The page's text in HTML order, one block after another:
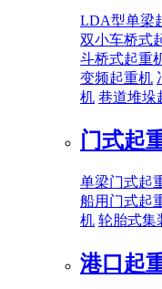
LDA型单梁
双小车桥式
斗桥式起重
变频起重机
机 巷道堆垛
门式起
单梁门式起
船用门式起
机 轮胎式集
港口起